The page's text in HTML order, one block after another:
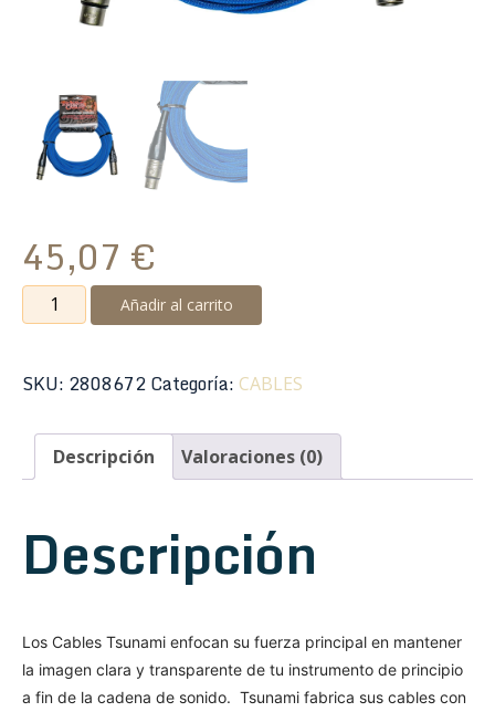
45,07 €
Tsunami
Cable
XSTB
6m
Añadir al carrito
SKU: 2808672Categoría: CABLES
Descripción Valoraciones (0)
Descripción
Los Cables Tsunami enfocan su fuerza principal en mantener
la imagen clara y transparente de tu instrumento de principio
a fin de la cadena de sonido. Tsunami fabrica sus cables con